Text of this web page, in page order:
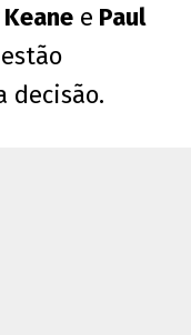
Keane e Paul
decisão.